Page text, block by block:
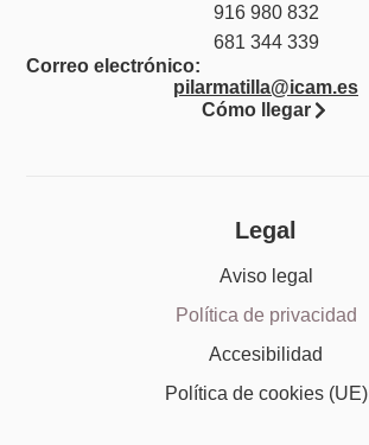
916 980 832
681 344 339
Correo electrónico:
pilarmatilla@icam.es
Cómo llegar
Legal
Aviso legal
Política de privacidad
Accesibilidad
Política de cookies (UE)